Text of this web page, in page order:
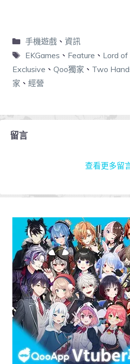
手機遊戲、 資訊
EKGames 、 Feature 、 Lord of
Exclusive 、 Qoo獨家 、 Two
家 、 經營
留言
查看更多留